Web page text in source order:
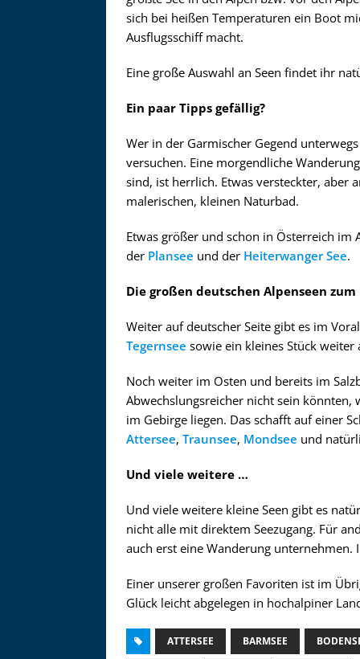
sich bei heißen Temperaturen ein Boot
Ausflugsschiff macht.
Eine große Auswahl an Seen findet ihr
Ein paar Tipps gefällig?
Wer in der Garmischer Gegend
versuchen. Eine morgendliche
sind, ist herrlich. Etwas versteckter, aber
malerischen, kleinen Naturbad.
Etwas größer und schon in Österreich im
der Plansee und der Heiterwanger See.
Die großen deutschen Alpenseen
Weiter auf deutscher Seite gibt es im
Tegernsee sowie ein kleines Stück weiter
Noch weiter im Osten und bereits im
Abwechslungsreicher nicht sein
im Gebirge liegen. Das schafft auf einer
Attersee, Traunsee, Mondsee und
Und viele weitere …
Und viele weitere kleine Seen gibt es
nicht alle mit direktem Seezugang. Für
auch erst eine Wanderung unternehmen.
Einer unserer großen Favoriten ist im
Glück leicht abgelegen in hochalpiner
ATTERSEE BARMSEE